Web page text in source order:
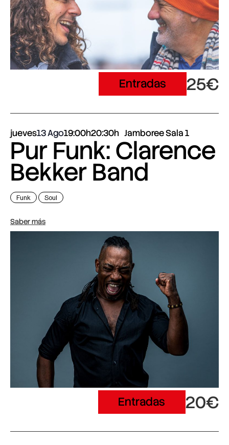
Entradas 25€
jueves13 Ago19:00h20:30h Jamboree Sala 1
Pur Funk: Clarence
Bekker Band
Funk Soul
Saber más
Entradas 20€